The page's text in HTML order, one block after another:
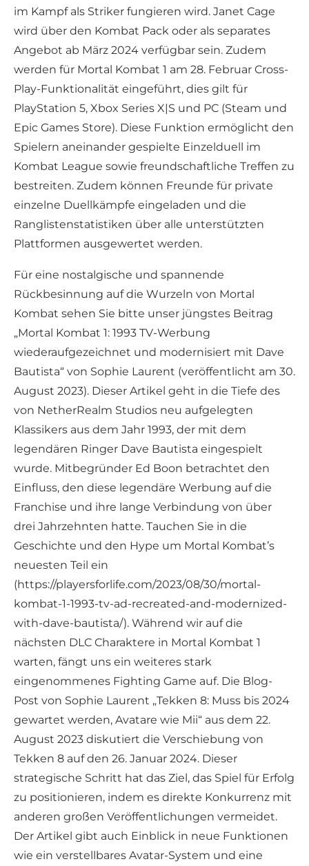
im Kampf als Striker fungieren wird. Janet Cage
wird über den Kombat Pack oder als separates
Angebot ab März 2024 verfügbar sein. Zudem
werden für Mortal Kombat 1 am 28. Februar Cross-
Play-Funktionalität eingeführt, dies gilt für
PlayStation 5, Xbox Series X|S und PC (Steam und
Epic Games Store). Diese Funktion ermöglicht den
Spielern aneinander gespielte Einzelduell im
Kombat League sowie freundschaftliche Treffen zu
bestreiten. Zudem können Freunde für private
einzelne Duellkämpfe eingeladen und die
Ranglistenstatistiken über alle unterstützten
Plattformen ausgewertet werden.
Für eine nostalgische und spannende
Rückbesinnung auf die Wurzeln von Mortal
Kombat sehen Sie bitte unser jüngstes Beitrag
„Mortal Kombat 1: 1993 TV-Werbung
wiederaufgezeichnet und modernisiert mit Dave
Bautista“ von Sophie Laurent (veröffentlicht am 30.
August 2023). Dieser Artikel geht in die Tiefe des
von NetherRealm Studios neu aufgelegten
Klassikers aus dem Jahr 1993, der mit dem
legendären Ringer Dave Bautista eingespielt
wurde. Mitbegründer Ed Boon betrachtet den
Einfluss, den diese legendäre Werbung auf die
Franchise und ihre lange Verbindung von über
drei Jahrzehnten hatte. Tauchen Sie in die
Geschichte und den Hype um Mortal Kombat’s
neuesten Teil ein
(https://playersforlife.com/2023/08/30/mortal-
kombat-1-1993-tv-ad-recreated-and-modernized-
with-dave-bautista/). Während wir auf die
nächsten DLC Charaktere in Mortal Kombat 1
warten, fängt uns ein weiteres stark
eingenommenes Fighting Game auf. Die Blog-
Post von Sophie Laurent „Tekken 8: Muss bis 2024
gewartet werden, Avatare wie Mii“ aus dem 22.
August 2023 diskutiert die Verschiebung von
Tekken 8 auf den 26. Januar 2024. Dieser
strategische Schritt hat das Ziel, das Spiel für Erfolg
zu positionieren, indem es direkte Konkurrenz mit
anderen großen Veröffentlichungen vermeidet.
Der Artikel gibt auch Einblick in neue Funktionen
wie ein verstellbares Avatar-System und eine